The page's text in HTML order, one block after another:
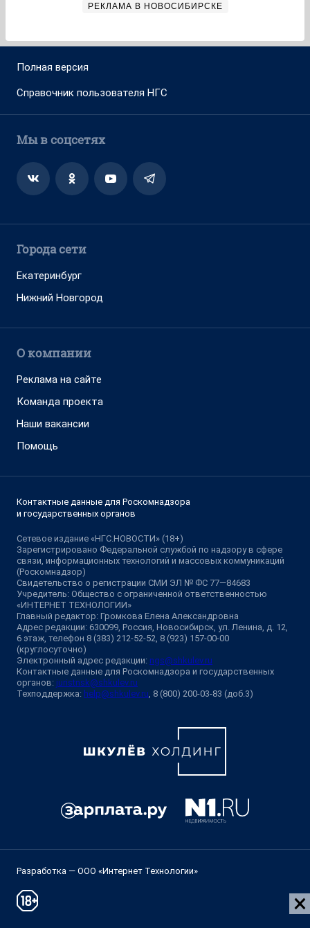
РЕКЛАМА В НОВОСИБИРСКЕ
Полная версия
Справочник пользователя НГС
Мы в соцсетях
Города сети
Екатеринбург
Нижний Новгород
О компании
Реклама на сайте
Команда проекта
Наши вакансии
Помощь
Контактные данные для Роскомнадзора
и государственных органов
Сетевое издание «НГС.НОВОСТИ» (18+)
Зарегистрировано Федеральной службой по надзору в сфере
связи, информационных технологий и массовых коммуникаций
(Роскомнадзор)
Свидетельство о регистрации СМИ ЭЛ № ФС 77—84683
Учредитель: Общество с ограниченной ответственностью
«ИНТЕРНЕТ ТЕХНОЛОГИИ»
Главный редактор: Громкова Елена Александровна
Адрес редакции: 630099, Россия, Новосибирск, ул. Ленина, д. 12,
6 этаж, телефон 8 (383) 212-52-52, 8 (923) 157-00-00
(круглосуточно)
Электронный адрес редакции: ngs@shkulev.ru
Контактные данные для Роскомнадзора и государственных
органов: juristnsk@shkulev.ru
Техподдержка: help@shkulev.ru , 8 (800) 200-03-83 (доб.3)
Разработка — ООО «Интернет Технологии»